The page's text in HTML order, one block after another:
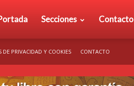
Secciones Contacto
DE PRIVACIDAD Y COOKIES CONTACTO